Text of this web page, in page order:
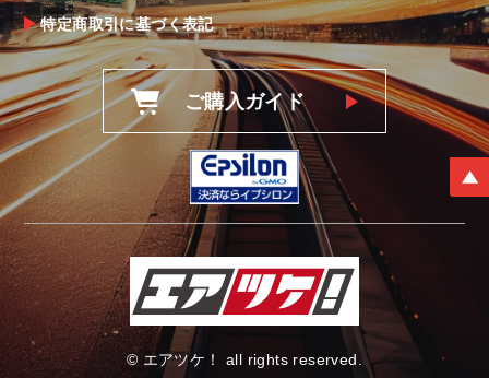
特定商取引に基づく表記
ご購入ガイド
© エアツケ！ all rights reserved.